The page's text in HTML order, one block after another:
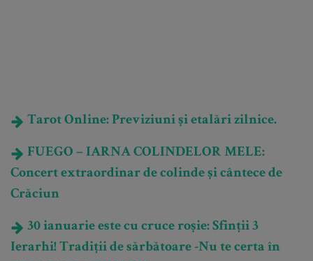
Tarot Online: Previziuni și etalări zilnice.
FUEGO – IARNA COLINDELOR MELE:
Concert extraordinar de colinde și cântece de
Crăciun
30 ianuarie este cu cruce roșie: Sfinții 3
Ierarhi! Tradiții de sărbătoare -Nu te certa în